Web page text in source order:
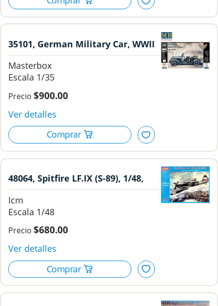
35101, German Military Car, WWII
Era, 1/35, Master Box.
Masterbox
1/35
$900.00
48064, Spitfire LF.IX (S-89), 1/48,
ICM.
Icm
1/48
$680.00